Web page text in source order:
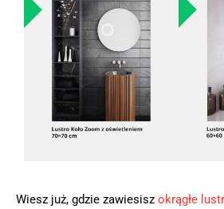
Wiesz już, gdzie zawiesisz okrągłe